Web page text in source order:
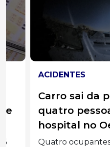
ACIDENTES
Carro sai da pista
quatro pessoas
hospital no
Quatro ocupantes de